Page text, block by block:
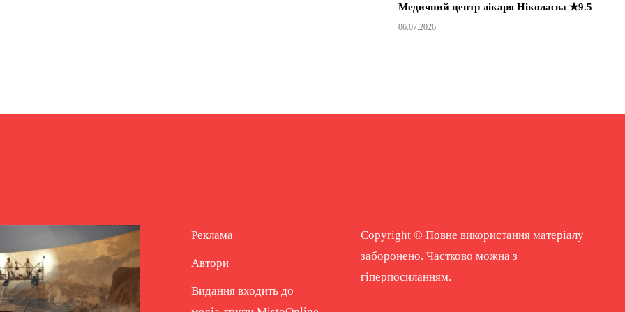
Медичний центр лікаря Ніколаєва ★9.5
06.07.2026
Реклама
Автори
Видання входить до
Copyright © Повне використання матеріалу
заборонено. Частково можна з
гіперпосиланням.